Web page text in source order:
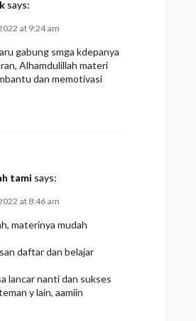
says:
at 9:24 am
gabung smga kdepanya
Alhamdulillah materi
dan memotivasi
tami says:
at 8:46 am
materinya mudah
daftar dan belajar
lancar nanti dan sukses
y lain, aamiin